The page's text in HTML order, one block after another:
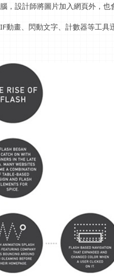
，設計師將圖片加入網頁外，也
動畫、閃動文字、計數器等工具